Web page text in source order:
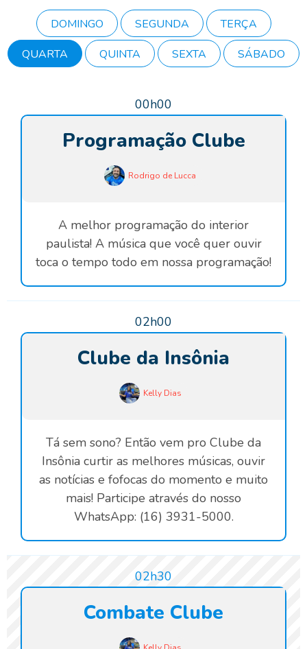
DOMINGO SEGUNDA
TERÇA
QUARTA
QUINTA SEXTA SÁBADO
00h00
Programação Clube
Rodrigo de Lucca
A melhor programação do interior
paulista! A música que você quer ouvir
toca o tempo todo em nossa programação!
02h00
Clube da Insônia
Kelly Dias
Tá sem sono? Então vem pro Clube da
Insônia curtir as melhores músicas, ouvir
as notícias e fofocas do momento e muito
mais! Participe através do nosso
WhatsApp: (16) 3931-5000.
02h30
Combate Clube